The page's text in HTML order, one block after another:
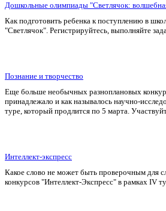
Дошкольные олимпиады "Светлячок:
Как подготовить ребенка к поступлению в
"Светлячок". Регистрируйтесь, выполняйте
Познание и творчество
Еще больше необычных разноплановых
принадлежало и как называлось научно-
туре, который продлится по 5 марта.
Интеллект-экспресс
Какое слово не может быть проверочным для
конкурсов "Интеллект-Экспресс" в рамках IV